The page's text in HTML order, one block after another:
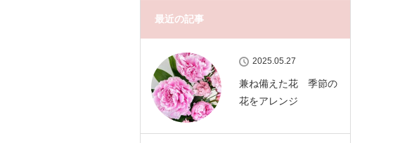
最近の記事
2025.05.27
兼ね備えた花 季節の
花をアレンジ